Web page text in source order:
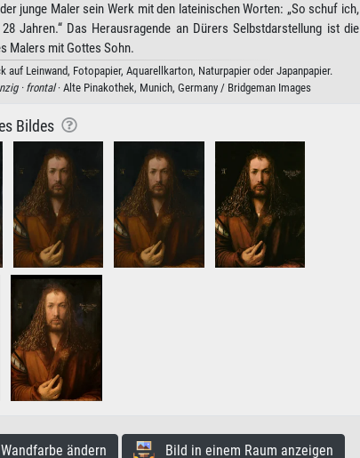
junge Maler sein Werk mit den lateinischen Worten: „So schuf ich,
Jahren.“ Das Herausragende an Dürers Selbstdarstellung ist die
Malers mit Gottes Sohn.
Leinwand, Fotopapier, Aquarellkarton, Naturpapier oder Japanpapier.
·frontal· Alte Pinakothek, Munich, Germany / Bridgeman Images
Bildes
ändern Bild in einem Raum anzeigen